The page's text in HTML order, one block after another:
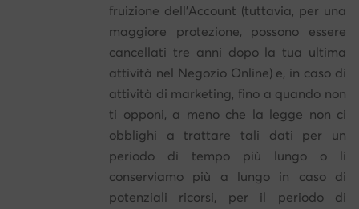
fruizione dell'Account (tuttavia, per una
maggiore protezione, possono essere
cancellati tre anni dopo la tua ultima
attività nel Negozio Online) e, in caso di
attività di marketing, fino a quando non
ti opponi, a meno che la legge non ci
obblighi a trattare tali dati per un
periodo di tempo più lungo o li
conserviamo più a lungo in caso di
potenziali ricorsi, per il periodo di